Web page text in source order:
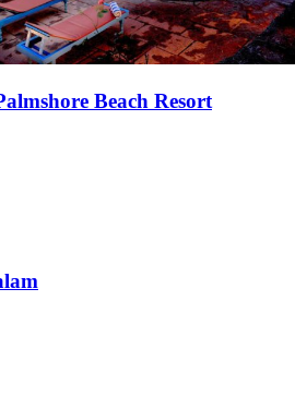
Beach Resort